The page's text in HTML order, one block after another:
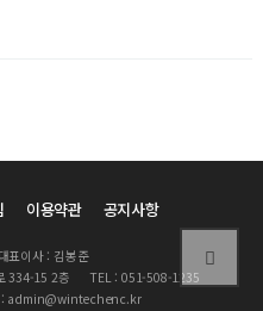
이용약관 공지사항
대표이사 : 김봉준
334-15 2층
TEL : 051-508-1235
: admin@wintechenc.kr